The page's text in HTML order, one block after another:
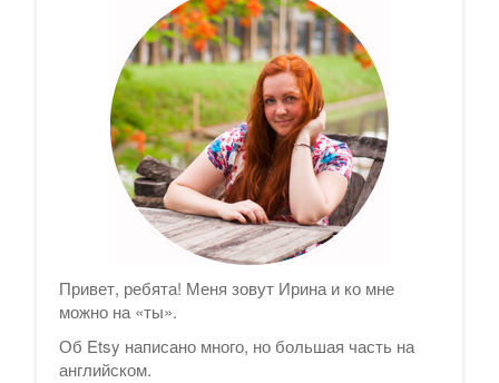
Привет, ребята! Меня зовут Ирина и ко мне
можно на «ты».
Об Etsy написано много, но большая часть на
английском.